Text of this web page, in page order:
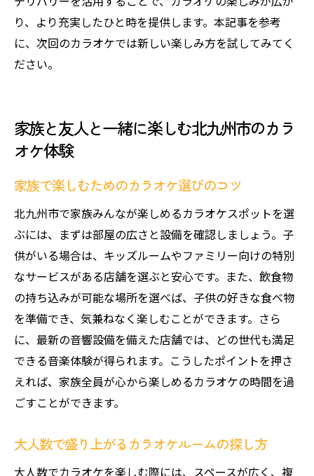
り、より充実したひと時を提供します。本記事を参考
に、次回のカラオケでは新しい楽しみ方を試してみてく
ださい。
家族と友人と一緒に楽しむ北九州市のカラ
オケ体験
家族で楽しむためのカラオケ選びのコツ
北九州市で家族みんなが楽しめるカラオケスポットを選
ぶには、まずは部屋の広さと設備を確認しましょう。子
供がいる場合は、キッズルームやファミリー向けの特別
なサービスがある店舗を選ぶと安心です。また、飲食物
の持ち込みが可能な場所を選べば、子供の好きな食べ物
を準備でき、気兼ねなく楽しむことができます。さら
に、最新の音響設備を備えた店舗では、どの世代も満足
できる音楽体験が得られます。こうしたポイントを押さ
えれば、家族全員が心から楽しめるカラオケの時間を過
ごすことができます。
大人数で盛り上がるカラオケルームの探し方
大人数でカラオケを楽しむ際には、スペースが広く、複